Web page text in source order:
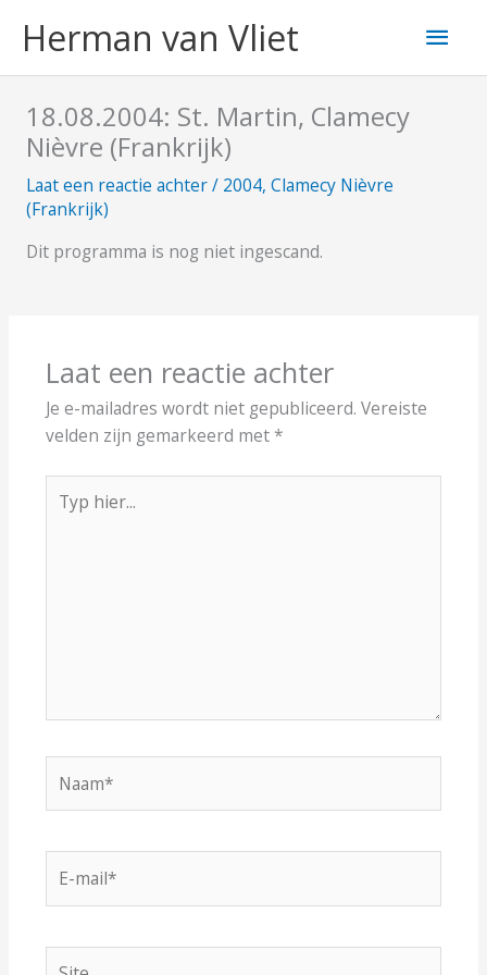
naarHerman van Vliet
18.08.2004: St. Martin, Clamecy
Nièvre (Frankrijk)
Laat een reactie achter/ 2004, Clamecy Nièvre
(Frankrijk)
Dit programma is nog niet ingescand.
Laat een reactie achter
Je e-mailadres wordt niet gepubliceerd. Vereiste
velden zijn gemarkeerd met*
hier...
mail*